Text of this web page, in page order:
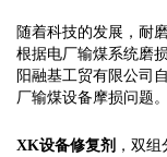
随着科技的发展，耐
根据电厂输煤系统磨
阳融基工贸有限公司
厂输煤设备摩损问题。
XK设备修复剂 ，双